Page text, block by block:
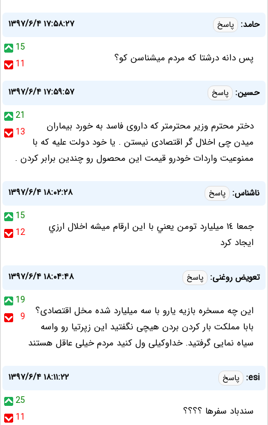
حامد: پاسخ
۱۳۹۷/۶/۴ ۱۷:۵۸:۲۷
15
11
پس دانه درشتا که مردم میشناسن کو؟
حسین: پاسخ
۱۳۹۷/۶/۴ ۱۷:۵۹:۵۷
21
13
دختر محترم وزیر محترمتر که داروی فاسد به خورد بیماران
میدن چی اخلال گر اقتصادی نیستن . یا خود دولت علیه که با
ممنوعیت واردات خودرو قیمت این محصول رو چندین برابر کردن .
ناشناس: پاسخ
۱۳۹۷/۶/۴ ۱۸:۰۲:۲۸
15
12
جمعا ١٤ ميليارد تومن يعني با اين ارقام ميشه اخلال ارزي
ايجاد كرد
تعویض روغنی: پاسخ
۱۳۹۷/۶/۴ ۱۸:۰۴:۴۸
19
9
این چه مسخره بازیه یارو با سه میلیارد شده مخل اقتصادی؟
بابا مملکت بار کردن بردن هیچی نگفتید این زپرتیا رو واسه
سیاه نمایی گرفتید. خداوکیلی ول کنید مردم خیلی عاقل هستند
esi: پاسخ
۱۳۹۷/۶/۴ ۱۸:۱۱:۲۲
25
11
سندباد سفرها ؟؟؟؟